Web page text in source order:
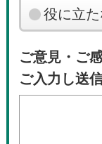
役に立
ご意見・ご
ご入力し送